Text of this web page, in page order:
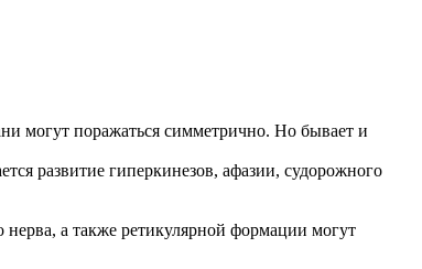
могут поражаться симметрично. Но бывает и
развитие гиперкинезов, афазии, судорожного
нерва, а также ретикулярной формации могут